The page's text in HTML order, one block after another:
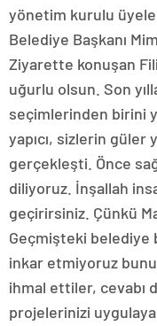
yönetim kurulu
Belediye Başkanı
Ziyarette konuşan
uğurlu olsun. Son
seçimlerinden birini
yapıcı, sizlerin güler
gerçekleşti. Önce
diliyoruz. İnşallah
geçirirsiniz. Çünkü
Geçmişteki belediye
inkar etmiyoruz
ihmal ettiler, cevabı
projelerinizi